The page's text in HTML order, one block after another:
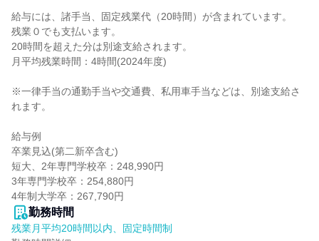
給与には、諸手当、固定残業代（20時間）が含まれています。
残業０でも支払います。
20時間を超えた分は別途支給されます。
月平均残業時間：4時間(2024年度)
※一律手当の通勤手当や交通費、私用車手当などは、別途支給さ
れます。
給与例
卒業見込(第二新卒含む)
短大、2年専門学校卒：248,990円
3年専門学校卒：254,880円
4年制大学卒：267,790円
勤務時間
残業月平均20時間以内、固定時間制